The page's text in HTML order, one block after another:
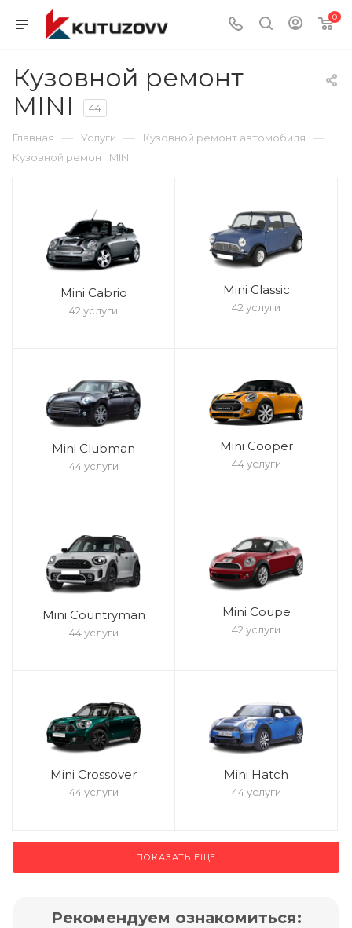
0
Кузовной ремонт
MINI
44
Главная — Услуги — Кузовной ремонт автомобиля —
Кузовной ремонт MINI
Mini Cabrio
42 услуги
Mini Classic
42 услуги
Mini Clubman
44 услуги
Mini Cooper
44 услуги
Mini Countryman
44 услуги
Mini Coupe
42 услуги
Mini Crossover
44 услуги
Mini Hatch
44 услуги
ПОКАЗАТЬ ЕЩЕ
Рекомендуем ознакомиться: